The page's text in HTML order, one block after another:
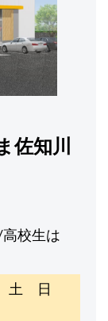
佐知川
校生は
土 日